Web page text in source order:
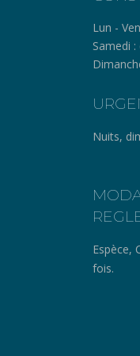
Lun -
Samedi :
Nuits,
Espèce,
fois.